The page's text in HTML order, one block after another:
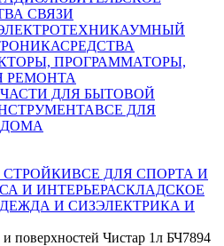
СВЯЗИ
УМНЫЙ
СРЕДСТВА
ПРОГРАММАТОРЫ,
РЕМОНТА
ДЛЯ БЫТОВОЙ
ВСЕ ДЛЯ
СТРОЙКИВСЕ ДЛЯ СПОРТА И
И ИНТЕРЬЕРАСКЛАДСКОЕ
И СИЗЭЛЕКТРИКА И
поверхностей Чистар 1л БЧ7894